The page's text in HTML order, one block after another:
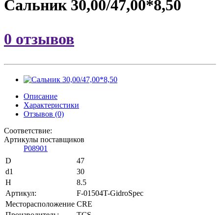
Сальник 30,00/47,00*8,50
0 отзывов
Описание
Характеристики
Отзывов (0)
Соответствие:
Артикулы поставщиков
P08901
D
47
d1
30
H
8.5
Артикул:
F-01504T-GidroSpec
Месторасположение CRE